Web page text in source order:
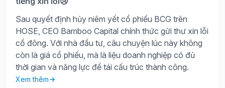
Sau quyết định hủy niêm yết cổ phiếu BCG trên
HOSE, CEO Bamboo Capital chính thức gửi thư xin lỗi
cổ đông. Với nhà đầu tư, câu chuyện lúc này không
còn là giá cổ phiếu, mà là liệu doanh nghiệp có đủ
thời gian và năng lực để tái cấu trúc thành công.
Xem thêm